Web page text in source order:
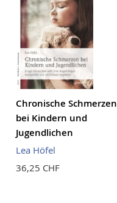
Chronische Schmerzen
bei Kindern und
Jugendlichen
Lea Höfel
36,25 CHF